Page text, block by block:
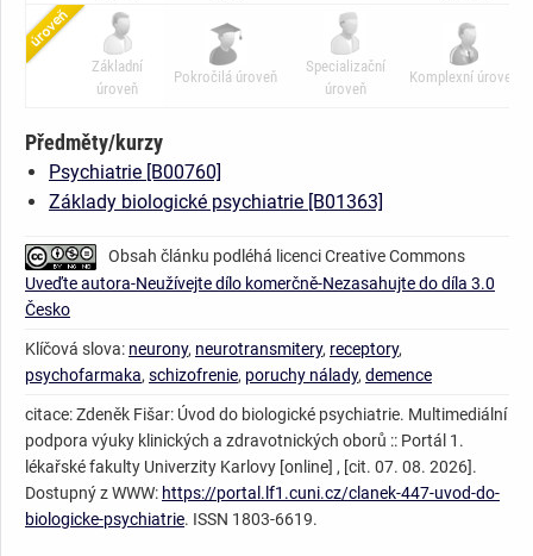
Základní
úroveň
Pokročilá úroveň
Specializační
úroveň
Komplexní úroveň
Předměty/kurzy
Psychiatrie [B00760]
Základy biologické psychiatrie [B01363]
Obsah článku podléhá licenci Creative Commons
Uveďte autora-Neužívejte dílo komerčně-Nezasahujte do díla 3.0
Česko
Klíčová slova: neurony, neurotransmitery, receptory,
psychofarmaka, schizofrenie, poruchy nálady, demence
citace: Zdeněk Fišar: Úvod do biologické psychiatrie. Multimediální
podpora výuky klinických a zdravotnických oborů :: Portál 1.
lékařské fakulty Univerzity Karlovy [online] , [cit. 07. 08. 2026].
Dostupný z WWW: https://portal.lf1.cuni.cz/clanek-447-uvod-do-
biologicke-psychiatrie. ISSN 1803-6619.